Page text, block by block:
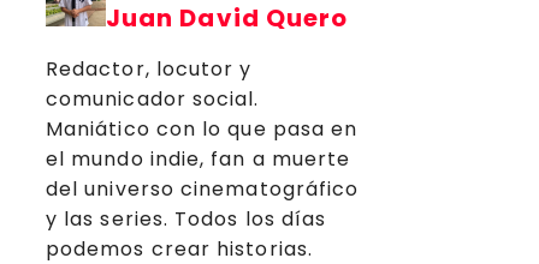
Juan David Quero
Redactor, locutor y
comunicador social.
Maniático con lo que pasa en
el mundo indie, fan a muerte
del universo cinematográfico
y las series. Todos los días
podemos crear historias.